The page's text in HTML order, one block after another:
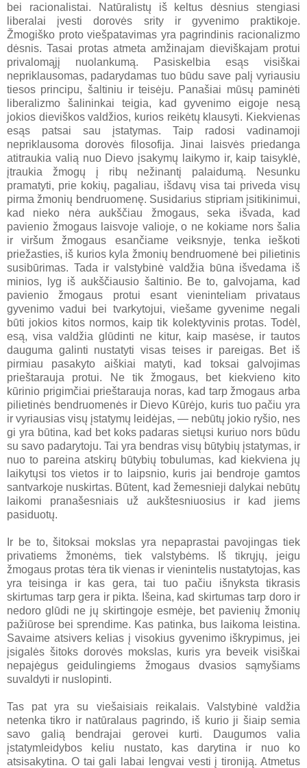
bei racionalistai. Natūralistų iš keltus dėsnius stengiasi
liberalai įvesti dorovės srity ir gyvenimo praktikoje.
Žmogiško proto viešpatavimas yra pagrindinis racionalizmo
dėsnis. Tasai protas atmeta amžinajam dieviškajam protui
privalomąjį nuolankumą. Pasiskelbia esąs visiškai
nepriklausomas, padarydamas tuo būdu save palį vyriausiu
tiesos principu, šaltiniu ir teisėju. Panašiai mūsų paminėti
liberalizmo šalininkai teigia, kad gyvenimo eigoje nesą
jokios dieviškos valdžios, kurios reikėtų klausyti. Kiekvienas
esąs patsai sau įstatymas. Taip radosi vadinamoji
nepriklausoma dorovės filosofija. Jinai laisvės priedanga
atitraukia valią nuo Dievo įsakymų laikymo ir, kaip taisyklė,
įtraukia žmogų į ribų nežinantį palaidumą. Nesunku
pramatyti, prie kokių, pagaliau, išdavų visa tai priveda visų
pirma žmonių bendruomenę. Susidarius stipriam įsitikinimui,
kad nieko nėra aukščiau žmogaus, seka išvada, kad
pavienio žmogaus laisvoje valioje, o ne kokiame nors šalia
ir viršum žmogaus esančiame veiksnyje, tenka ieškoti
priežasties, iš kurios kyla žmonių bendruomenė bei pilietinis
susibūrimas. Tada ir valstybinė valdžia būna išvedama iš
minios, lyg iš aukščiausio šaltinio. Be to, galvojama, kad
pavienio žmogaus protui esant vieninteliam privataus
gyvenimo vadui bei tvarkytojui, viešame gyvenime negali
būti jokios kitos normos, kaip tik kolektyvinis protas. Todėl,
esą, visa valdžia glūdinti ne kitur, kaip masėse, ir tautos
dauguma galinti nustatyti visas teises ir pareigas. Bet iš
pirmiau pasakyto aiškiai matyti, kad toksai galvojimas
prieštarauja protui. Ne tik žmogaus, bet kiekvieno kito
kūrinio prigimčiai prieštarauja noras, kad tarp žmogaus arba
pilietinės bendruomenės ir Dievo Kūrėjo, kuris tuo pačiu yra
ir vyriausias visų įstatymų leidėjas, — nebūtų jokio ryšio, nes
gi yra būtina, kad bet koks padaras sietųsi kuriuo nors būdu
su savo padarytoju. Tai yra bendras visų būtybių įstatymas, ir
nuo to pareina atskirų būtybių tobulumas, kad kiekviena jų
laikytųsi tos vietos ir to laipsnio, kuris jai bendroje gamtos
santvarkoje nuskirtas. Būtent, kad žemesnieji dalykai nebūtų
laikomi pranašesniais už aukštesniuosius ir kad jiems
pasiduotų.
Ir be to, šitoksai mokslas yra nepaprastai pavojingas tiek
privatiems žmonėms, tiek valstybėms. Iš tikrųjų, jeigu
žmogaus protas tėra tik vienas ir vienintelis nustatytojas, kas
yra teisinga ir kas gera, tai tuo pačiu išnyksta tikrasis
skirtumas tarp gera ir pikta. Išeina, kad skirtumas tarp doro ir
nedoro glūdi ne jų skirtingoje esmėje, bet pavienių žmonių
pažiūrose bei sprendime. Kas patinka, bus laikoma leistina.
Savaime atsivers kelias į visokius gyvenimo iškrypimus, jei
įsigalės šitoks dorovės mokslas, kuris yra beveik visiškai
nepajėgus geidulingiems žmogaus dvasios sąmyšiams
suvaldyti ir nuslopinti.
Tas pat yra su viešaisiais reikalais. Valstybinė valdžia
netenka tikro ir natūralaus pagrindo, iš kurio ji šiaip semia
savo galią bendrajai gerovei kurti. Daugumos valia
įstatymleidybos keliu nustato, kas darytina ir nuo ko
atsisakytina. O tai gali labai lengvai vesti į tironiją. Atmetus